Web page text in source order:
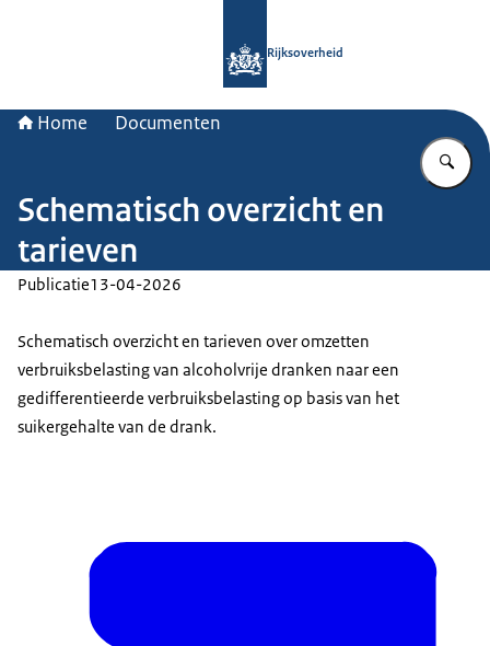
Rijksoverheid
Home Documenten
Schematisch overzicht en
tarieven
Publicatie13-04-2026
Schematisch overzicht en tarieven over omzetten
verbruiksbelasting van alcoholvrije dranken naar een
gedifferentieerde verbruiksbelasting op basis van het
suikergehalte van de drank.